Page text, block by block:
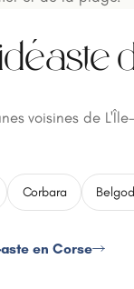
voisines de
Corbara
en Corse